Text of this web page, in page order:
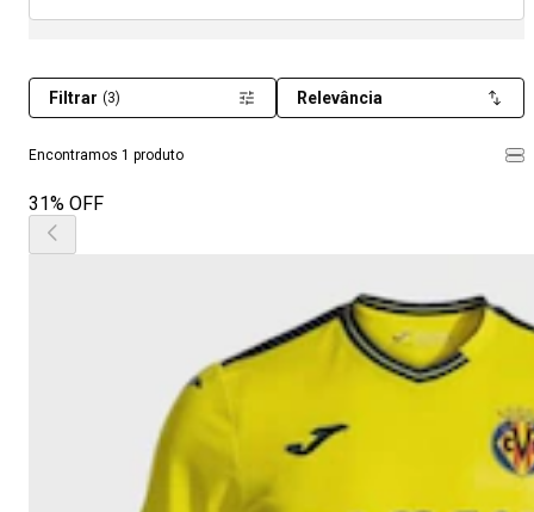
Encontramos 1 produto
Filtrar (3) Relevância
31% OFF